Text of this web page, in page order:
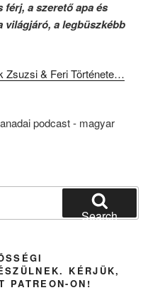
férj, a szerető apa és
világjáró, a legbüszkébb
Zsuzsi & Feri Története…
Search
KÉRJÜK,
PATREON-ON!